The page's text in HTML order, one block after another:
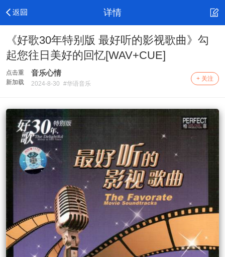
详情
《好歌30年特别版 最好听的影视歌曲》勾
起您往日美好的回忆[WAV+CUE]
点击重
新加载
音乐心情
2024-8-30 #华语音乐
+ 关注